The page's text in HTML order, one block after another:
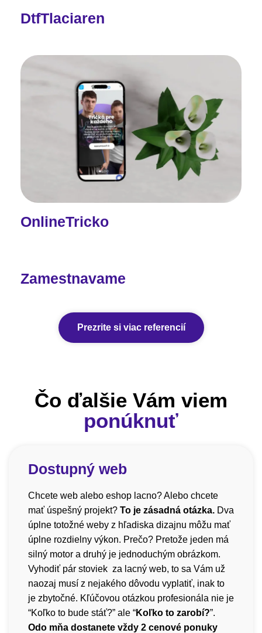
DtfTlaciaren
OnlineTricko
Zamestnavame
Prezrite si viac referencií
Čo ďalšie Vám viem
ponúknuť
Dostupný web
Chcete web alebo eshop lacno? Alebo chcete
mať úspešný projekt? To je zásadná otázka. Dva
úplne totožné weby z hľadiska dizajnu môžu mať
úplne rozdielny výkon. Prečo? Pretože jeden má
silný motor a druhý je jednoduchým obrázkom.
Vyhodiť pár stoviek za lacný web, to sa Vám už
naozaj musí z nejakého dôvodu vyplatiť, inak to
je zbytočné. Kľúčovou otázkou profesionála nie je
“Koľko to bude stáť?” ale “Koľko to zarobí?”.
Odo mňa dostanete vždy 2 cenové ponuky